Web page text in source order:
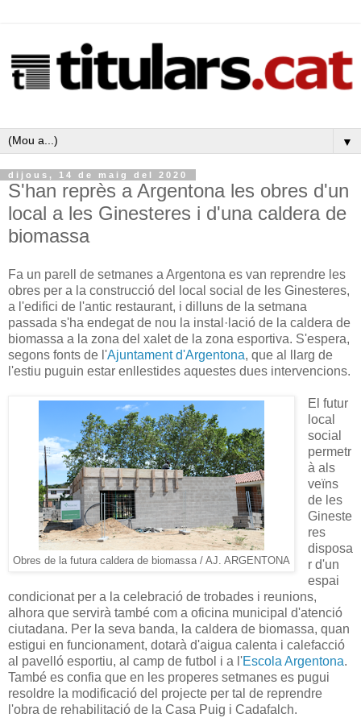
▼
dijous, 14 de maig del 2020
S'han reprès a Argentona les obres d'un
local a les Ginesteres i d'una caldera de
biomassa
Fa un parell de setmanes a Argentona es van reprendre les
obres per a la construcció del local social de les Ginesteres,
a l'edifici de l'antic restaurant, i dilluns de la setmana
passada s'ha endegat de nou la instal·lació de la caldera de
biomassa a la zona del xalet de la zona esportiva. S'espera,
segons fonts de l'Ajuntament d'Argentona, que al llarg de
l'estiu puguin estar enllestides aquestes dues intervencions.
Obres de la futura caldera de biomassa / AJ. ARGENTONA
El futur
local
social
permetr
à als
veïns
de les
Gineste
res
disposa
r d'un
espai
condicionat per a la celebració de trobades i reunions,
alhora que servirà també com a oficina municipal d'atenció
ciutadana. Per la seva banda, la caldera de biomassa, quan
estigui en funcionament, dotarà d'aigua calenta i calefacció
al pavelló esportiu, al camp de futbol i a l'Escola Argentona.
També es confia que en les properes setmanes es pugui
resoldre la modificació del projecte per tal de reprendre
l'obra de rehabilitació de la Casa Puig i Cadafalch.